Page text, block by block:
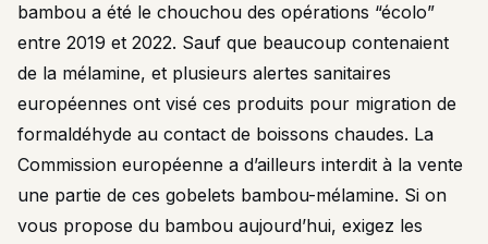
bambou a été le chouchou des opérations “écolo”
entre 2019 et 2022. Sauf que beaucoup contenaient
de la mélamine, et plusieurs alertes sanitaires
européennes ont visé ces produits pour migration de
formaldéhyde au contact de boissons chaudes. La
Commission européenne a d’ailleurs interdit à la vente
une partie de ces gobelets bambou-mélamine. Si on
vous propose du bambou aujourd’hui, exigez les